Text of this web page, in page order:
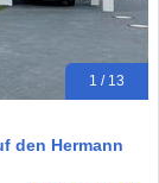
1 / 13
den Hermann